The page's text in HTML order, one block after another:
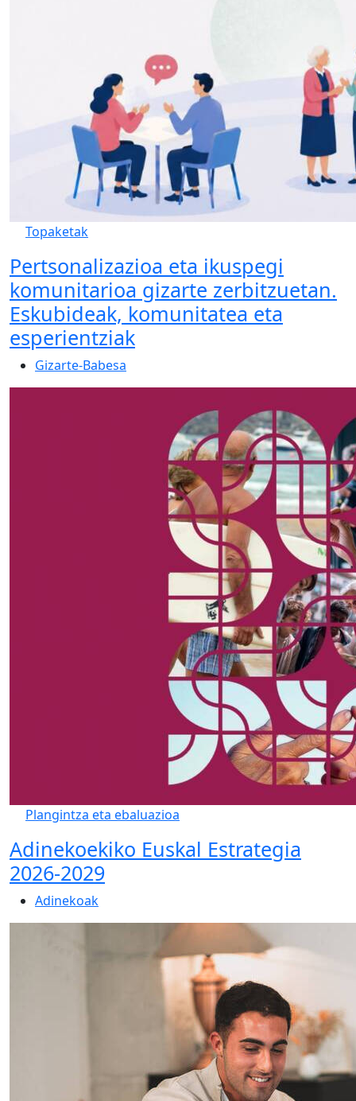
Topaketak
Pertsonalizazioa eta ikuspegi
komunitarioa gizarte zerbitzuetan.
Eskubideak, komunitatea eta
esperientziak
Gizarte-Babesa
Plangintza eta ebaluazioa
Adinekoekiko Euskal Estrategia
2026-2029
Adinekoak